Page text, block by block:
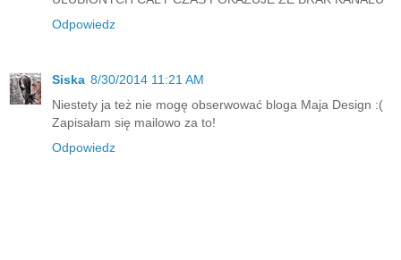
Odpowiedz
Siska 8/30/2014 11:21 AM
Niestety ja też nie mogę obserwować bloga Maja Design :(
Zapisałam się mailowo za to!
Odpowiedz